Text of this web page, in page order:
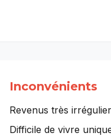
Inconvénients
Revenus très
Difficile de vivre